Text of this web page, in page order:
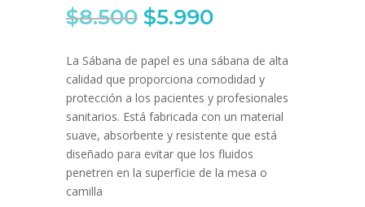
$8.500 El
precio
original
era:
$8.500.
$5.990El
actual
es:
$5.990.
La Sábana de papel es una sábana de alta
calidad que proporciona comodidad y
protección a los pacientes y profesionales
sanitarios. Está fabricada con un material
suave, absorbente y resistente que está
diseñado para evitar que los fluidos
penetren en la superficie de la mesa o
camilla